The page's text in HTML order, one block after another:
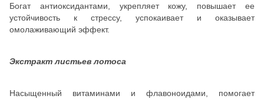
Богат антиоксидантами, укрепляет кожу, повышает ее
устойчивость к стрессу, успокаивает и оказывает
омолаживающий эффект.
Экстракт листьев лотоса
Насыщенный витаминами и флавоноидами, помогает